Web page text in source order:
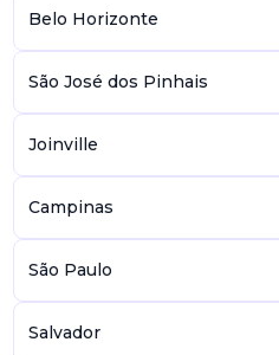
Belo Horizonte
São José dos Pinhais
Joinville
Campinas
São Paulo
Salvador